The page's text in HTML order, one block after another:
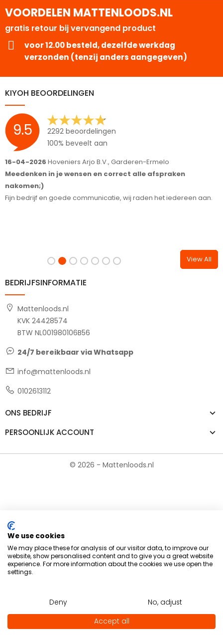
VOORDELEN MATTENLOODS.NL
gratis retour bij vervangend product
voor 12.00 besteld, dezelfde werkdag
verzonden (tenzij anders aangegeven)
KIYOH BEOORDELINGEN
9.5
2292 beoordelingen
100% beveelt aan
16-04-2026 Hoveniers Arjo B.V., Garderen-Ermelo
Meedenken in je wensen en correct alle afspraken
nakomen;)
Fijn bedrijf en goede communicatie, wij raden het iedereen aan.
View All
BEDRIJFSINFORMATIE
Mattenloods.nl
KVK 24428574
BTW NL001980106B56
24/7 bereikbaar via Whatsapp
info@mattenloods.nl
0102613112
ONS BEDRIJF
PERSOONLIJK ACCOUNT
© 2026 - Mattenloods.nl
We use cookies
We may place these for analysis of our visitor data, to improve our
website, show personalised content and to give you a great website
experience. For more information about the cookies we use open the
settings.
Deny
No, adjust
Accept all